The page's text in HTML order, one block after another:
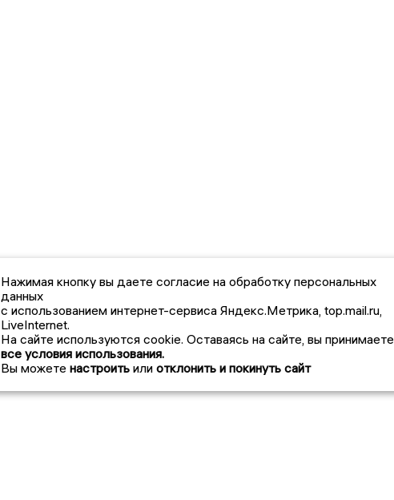
Нажимая кнопку вы даете согласие на обработку персональных
данных
с использованием интернет-сервиса Яндекс.Метрика, top.mail.ru,
LiveInternet.
На сайте используются cookie. Оставаясь на сайте, вы принимаете
все условия использования.
Вы можете настроить или отклонить и покинуть сайт